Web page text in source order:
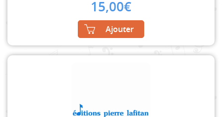
15,00€
Ajouter